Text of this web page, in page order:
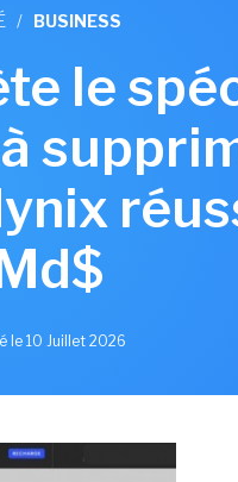
/ BUSINESS
le
le 10 Juillet 2026